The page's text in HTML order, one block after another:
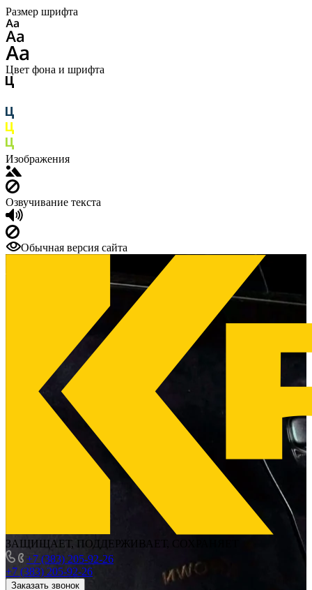
Размер шрифта
Цвет фона и шрифта
Изображения
Озвучивание текста
Обычная версия сайта
ЗАЩИЩАЕТ, ПОДДЕРЖИВАЕТ, СОХРАНЯЕТ
+7 (383) 205-92-26
+7 (383) 205-92-26
Заказать звонок